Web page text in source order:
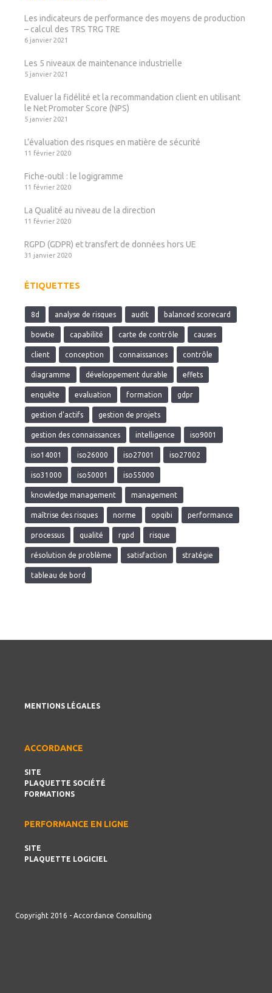
Les indicateurs de performance des moyens de production
– calcul des TRS TRG TRE
6 janvier 2021
Les 5 niveaux de maintenance industrielle
5 janvier 2021
Evaluer la fidélité et la recommandation client en utilisant
le Net Promoter Score (NPS)
5 janvier 2021
L’évaluation des risques en matière de sécurité
11 février 2020
Fiche-outil : le logigramme
11 février 2020
La Qualité au niveau de la direction
11 février 2020
RGPD (GDPR) et transfert de données hors UE
31 janvier 2020
ÉTIQUETTES
8d analyse de risques audit balanced scorecard
bowtie capabilité carte de contrôle causes
client conception connaissances contrôle
diagramme développement durable effets
enquête evaluation formation gdpr
gestion d'actifs gestion de projets
gestion des connaissances intelligence iso9001
iso14001 iso26000 iso27001 iso27002
iso31000 iso50001 iso55000
knowledge management management
maîtrise des risques norme opqibi performance
processus qualité rgpd risque
résolution de problème satisfaction stratégie
tableau de bord
MENTIONS LÉGALES
ACCORDANCE
SITE
PLAQUETTE SOCIÉTÉ
FORMATIONS
PERFORMANCE EN LIGNE
SITE
PLAQUETTE LOGICIEL
Copyright 2016 - Accordance Consulting